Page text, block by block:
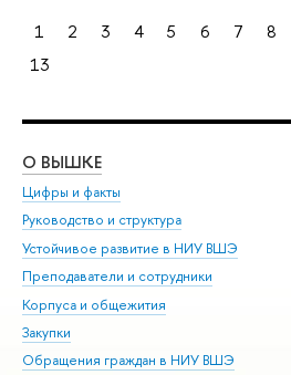
1 2 3 4 5 6 7 8
13
О ВЫШКЕ
Цифры и факты
Руководство и структура
Устойчивое развитие в НИУ ВШЭ
Преподаватели и сотрудники
Корпуса и общежития
Закупки
Обращения граждан в НИУ ВШЭ